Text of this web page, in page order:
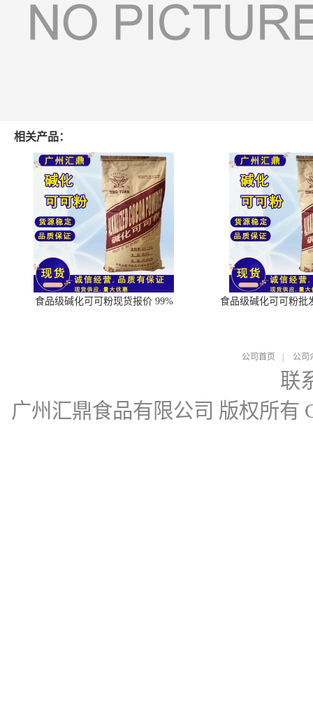
相关产品：
食品级碱化可可粉现货报价 99% 食品级碱化可可粉批
公司首页 公司
联
广州汇鼎食品有限公司 版权所有